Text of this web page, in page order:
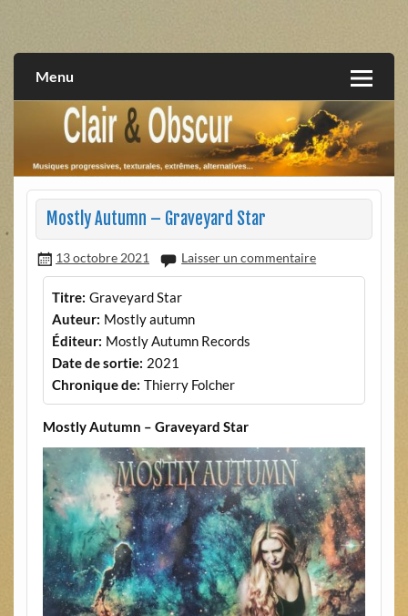
extrêmes, alternatives, texturales
Menu
Mostly Autumn – Graveyard Star
13 octobre 2021 Laisser un commentaire
Titre: Graveyard Star
Auteur: Mostly autumn
Éditeur: Mostly Autumn Records
Date de sortie: 2021
Chronique de: Thierry Folcher
Mostly Autumn – Graveyard Star